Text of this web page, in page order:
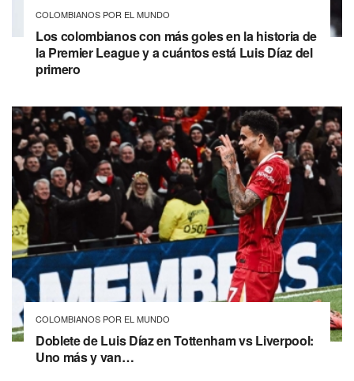
COLOMBIANOS POR EL MUNDO
Los colombianos con más goles en la historia de
la Premier League y a cuántos está Luis Díaz del
primero
COLOMBIANOS POR EL MUNDO
Doblete de Luis Díaz en Tottenham vs Liverpool:
Uno más y van…